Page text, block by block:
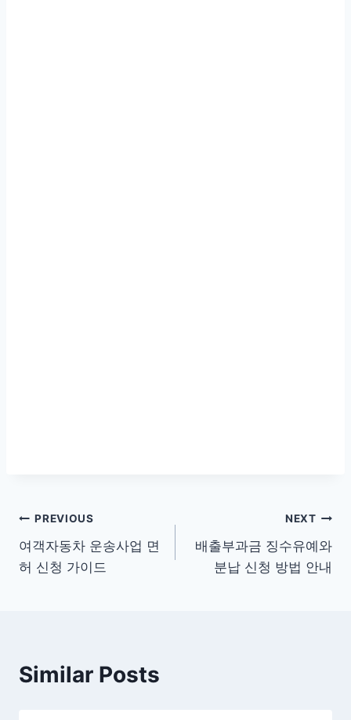
글
탐
PREVIOUS
여객자동차 운송사업 면
허 신청 가이드
NEXT
배출부과금 징수유예와
분납 신청 방법 안내
Similar Posts